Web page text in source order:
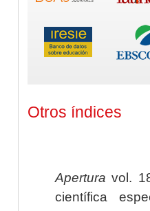
Otros índices
Apertura vol.
científica